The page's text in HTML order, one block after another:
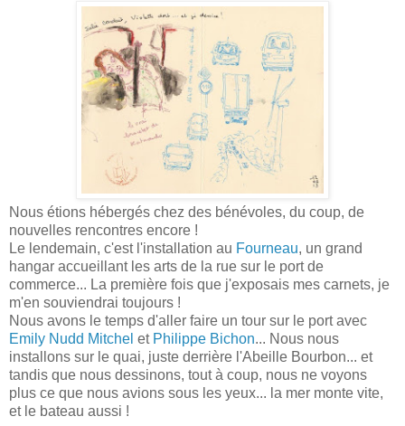
Nous étions hébergés chez des bénévoles, du coup, de
nouvelles rencontres encore !
Le lendemain, c'est l'installation au Fourneau, un grand
hangar accueillant les arts de la rue sur le port de
commerce... La première fois que j'exposais mes carnets, je
m'en souviendrai toujours !
Nous avons le temps d'aller faire un tour sur le port avec
Emily Nudd Mitchel et Philippe Bichon... Nous nous
installons sur le quai, juste derrière l'Abeille Bourbon... et
tandis que nous dessinons, tout à coup, nous ne voyons
plus ce que nous avions sous les yeux... la mer monte vite,
et le bateau aussi !